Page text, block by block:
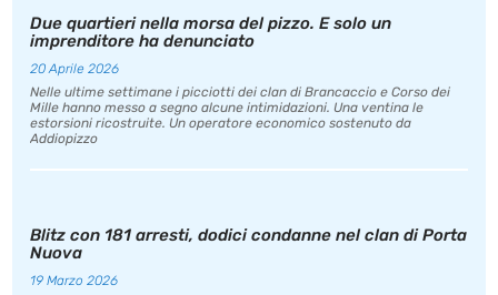
Due quartieri nella morsa del pizzo. E solo un
imprenditore ha denunciato
20 Aprile 2026
Nelle ultime settimane i picciotti dei clan di Brancaccio e Corso dei
Mille hanno messo a segno alcune intimidazioni. Una ventina le
estorsioni ricostruite. Un operatore economico sostenuto da
Addiopizzo
Blitz con 181 arresti, dodici condanne nel clan di Porta
Nuova
19 Marzo 2026